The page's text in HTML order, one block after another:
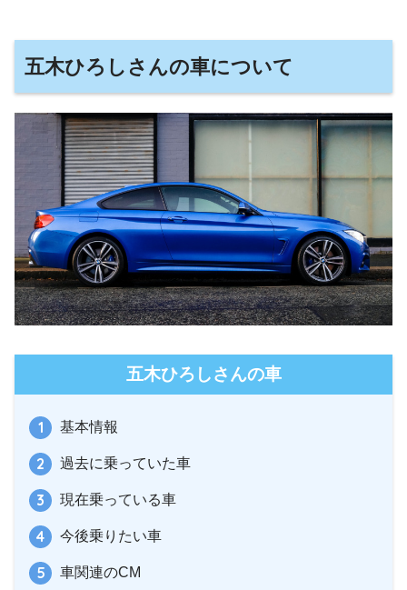
五木ひろしさんの車について
五木ひろしさんの車
基本情報
過去に乗っていた車
現在乗っている車
今後乗りたい車
車関連のCM